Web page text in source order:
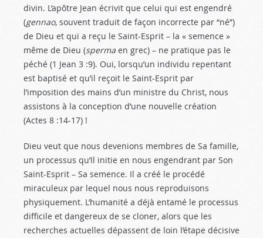
divin. L’apôtre Jean écrivit que celui qui est engendré
(gennao, souvent traduit de façon incorrecte par “né”)
de Dieu et qui a reçu le Saint-Esprit – la « semence »
même de Dieu (sperma en grec) – ne pratique pas le
péché (1 Jean 3 :9). Oui, lorsqu’un individu repentant
est baptisé et qu’il reçoit le Saint-Esprit par
l’imposition des mains d’un ministre du Christ, nous
assistons à la conception d’une nouvelle création
(Actes 8 :14-17) !
Dieu veut que nous devenions membres de Sa famille,
un processus qu’Il initie en nous engendrant par Son
Saint-Esprit – Sa semence. Il a créé le procédé
miraculeux par lequel nous nous reproduisons
physiquement. L’humanité a déjà entamé le processus
difficile et dangereux de se cloner, alors que les
recherches actuelles dépassent de loin l’étape décisive